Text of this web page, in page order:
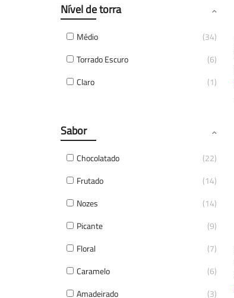
Nível de torra
Médio
34
Torrado Escuro
6
Claro
1
Sabor
Chocolatado
22
Frutado
14
Nozes
14
Picante
9
Floral
7
Caramelo
6
Amadeirado
3